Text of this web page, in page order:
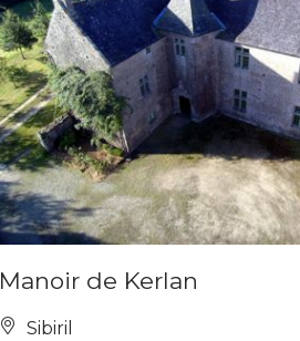
Manoir de Kerlan
Sibiril